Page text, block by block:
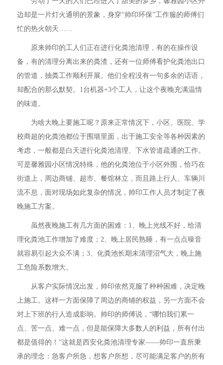
边却是一片灯火通明的景象，身穿“帅印环保”工作服的师傅们
忙的热火朝天……
原来帅印的工人们正在进行化粪池清理，有的在操作设
备，有的清理分离出来的粪渣，还有一位师傅看护化粪池出口
的管道，抽粪工作顺利开展。他们全程没有一句多余的话语，
却配合的那么默契。1台机器+3个工人，让这个夜晚充满温情
的味道。
为啥大晚上要施工呢？原来正常情况下，小区、医院、学
校商超的化粪池都位于围墙里面，出于施工安全等各种因素的
考虑，一般都是白天进行化粪池清理、下水管道疏通的工作。
可是馨雅园小区情况特殊，他的化粪池位于小区外围，恰巧在
街道上，周边商铺、超市、餐馆林立，而且路上行人、车辆川
流不息，面对现场如此复杂的情况，帅印工作人员才制定了夜
晚施工方案。
虽然夜晚施工有几方面的困难：1、晚上光线不好，给清
理化粪池工作增加了难度；2、晚上居民熟睡，有一点点噪音
就容易引起大众不满；3、化粪池长期未清理沼气大，晚上施
工危险系数增大。
从客户实际情况出发，帅印依然克服了种种困难，决定晚
上施工。这样一方面保障了周边的商铺的权益，另一方面不会
对上下班的行人造成影响。帅印的师傅说，“哪怕我们累一
点、苦一点、难一点，但是能保障大多数人的利益，所有付出
都是值得的！”这就是西安化粪池清理专家——帅印一直所秉
承的理念：急客户所急，想客户所想，尽可能满足客户的所有